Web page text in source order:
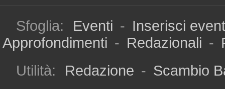
Sfoglia: Eventi - Inserisci
Approfondimenti - Redazionali -
Utilità:
Redazione - Scambio